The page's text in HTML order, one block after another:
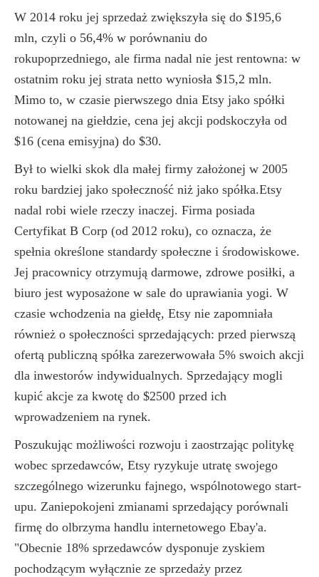
W 2014 roku jej sprzedaż zwiększyła się do $195,6
mln, czyli o 56,4% w porównaniu do
rokupoprzedniego, ale firma nadal nie jest rentowna: w
ostatnim roku jej strata netto wyniosła $15,2 mln.
Mimo to, w czasie pierwszego dnia Etsy jako spółki
notowanej na giełdzie, cena jej akcji podskoczyła od
$16 (cena emisyjna) do $30.
Był to wielki skok dla małej firmy założonej w 2005
roku bardziej jako społeczność niż jako spółka.Etsy
nadal robi wiele rzeczy inaczej. Firma posiada
Certyfikat B Corp (od 2012 roku), co oznacza, że
spełnia określone standardy społeczne i środowiskowe.
Jej pracownicy otrzymują darmowe, zdrowe posiłki, a
biuro jest wyposażone w sale do uprawiania yogi. W
czasie wchodzenia na giełdę, Etsy nie zapomniała
również o społeczności sprzedających: przed pierwszą
ofertą publiczną spółka zarezerwowała 5% swoich akcji
dla inwestorów indywidualnych. Sprzedający mogli
kupić akcje za kwotę do $2500 przed ich
wprowadzeniem na rynek.
Poszukując możliwości rozwoju i zaostrzając politykę
wobec sprzedawców, Etsy ryzykuje utratę swojego
szczególnego wizerunku fajnego, wspólnotowego start-
upu. Zaniepokojeni zmianami sprzedający porównali
firmę do olbrzyma handlu internetowego Ebay'a.
"Obecnie 18% sprzedawców dysponuje zyskiem
pochodzącym wyłącznie ze sprzedaży przez